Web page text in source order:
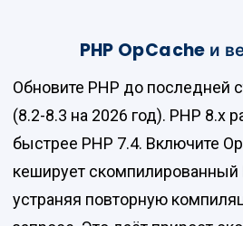
PHP OpCache и
Обновите PHP до последней
(8.2-8.3 на 2026 год). PHP 8.x
быстрее PHP 7.4. Включите
кеширует скомпилированный
устраняя повторную